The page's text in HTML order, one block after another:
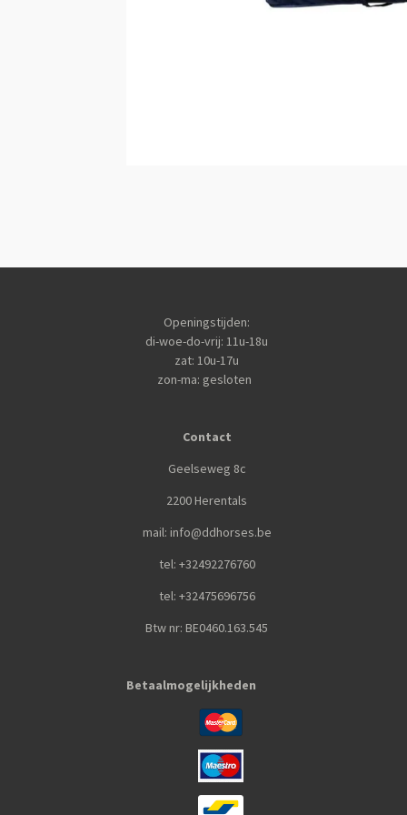
Openingstijden:
di-woe-do-vrij: 11u-18u
zat: 10u-17u
zon-ma: gesloten
Contact
Geelseweg 8c
2200 Herentals
mail: info@ddhorses.be
tel: +32492276760
tel: +32475696756
Btw nr: BE0460.163.545
Betaalmogelijkheden